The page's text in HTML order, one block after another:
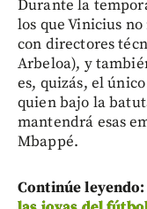
Durante la
los que Vinicius
con directores
Arbeloa), y
es, quizás, el
quien bajo la
mantendrá esas
Mbappé.
Continúe leyendo: